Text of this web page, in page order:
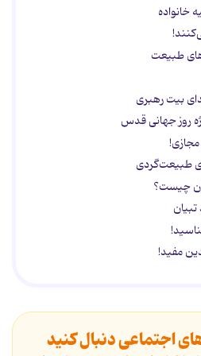
طبیعت
بیت رهبری
روز جهانی قدس
چیست؟
مفید!
اجتماعی دنبال کنید